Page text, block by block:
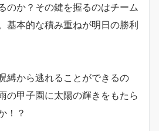
のか？その鍵を握るのはチーム
基本的な積み重ねが明日の勝利
縛から逃れることができるの
の甲子園に太陽の輝きをもたら
！？